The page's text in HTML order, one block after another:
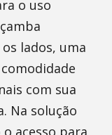
o uso
lados, uma
com sua
Na solução
acesso para